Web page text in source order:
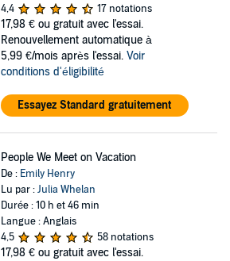
4,4
17 notations
17,98 € ou gratuit avec l'essai.
Renouvellement automatique à
5,99 €/mois après l'essai. Voir
conditions d'éligibilité
Essayez Standard gratuitement
People We Meet on Vacation
De : Emily Henry
Lu par :Julia Whelan
Durée : 10 h et 46 min
Langue : Anglais
4,5
58 notations
17,98 € ou gratuit avec l'essai.